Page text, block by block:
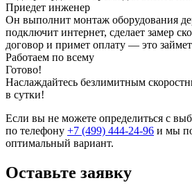
Приедет инженер
Он выполнит монтаж оборудования
подключит интернет, сделает замер
договор и примет оплату — это
Работаем по всему
Готово!
Наслаждайтесь безлимитным
в сутки!
Если вы не можете определиться с
по телефону +7 (499) 444-24-96 и мы
оптимальный вариант.
Оставьте заявку